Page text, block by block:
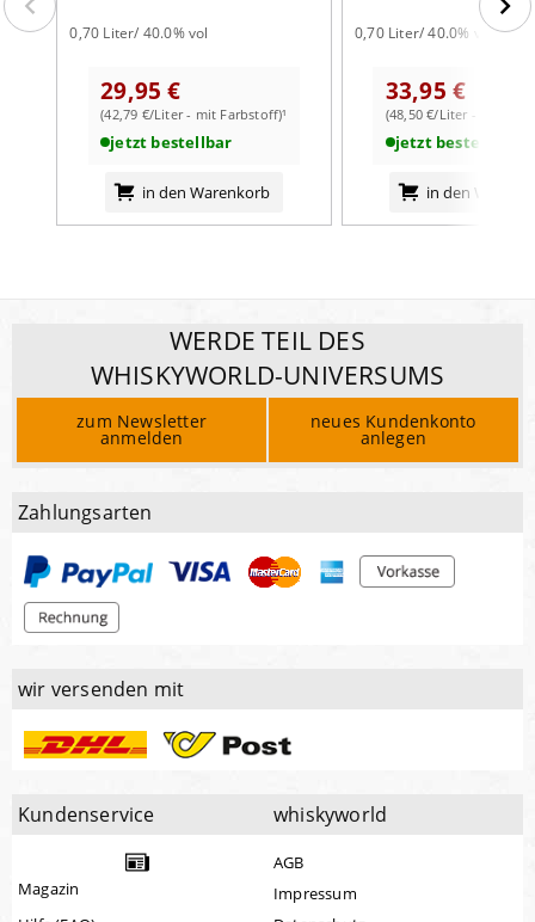
0,70 Liter/ 40.0% vol
29,95 €
(42,79 €/Liter - mit Farbstoff)¹
jetzt bestellbar
in den Warenkorb
0,70 Liter/ 40.0% vol
33,95 €
(48,50 €/Liter - mit
jetzt bestellbar
in den
WERDE TEIL DES
WHISKYWORLD-UNIVERSUMS
zum Newsletter
anmelden
neues Kundenkonto
anlegen
Zahlungsarten
wir versenden mit
Kundenservice
Magazin
whiskyworld
AGB
Impressum